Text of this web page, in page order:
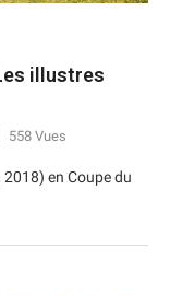
illustres
558 Vues
en Coupe du